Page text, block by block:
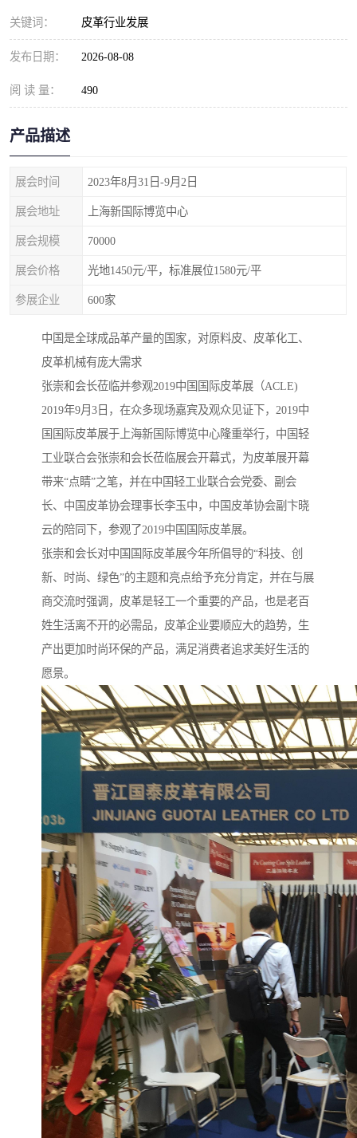
关键词： 皮革行业发展
发布日期： 2026-08-08
阅 读 量： 490
产品描述
展会时间 2023年8月31日-9月2日
展会地址 上海新国际博览中心
展会规模 70000
展会价格 光地1450元/平，标准展位1580元/平
参展企业 600家
中国是全球成品革产量的国家，对原料皮、皮革化工、
皮革机械有庞大需求
张崇和会长莅临并参观2019中国国际皮革展（ACLE)
2019年9月3日，在众多现场嘉宾及观众见证下，2019中
国国际皮革展于上海新国际博览中心隆重举行，中国轻
工业联合会张崇和会长莅临展会开幕式，为皮革展开幕
带来“点睛”之笔，并在中国轻工业联合会党委、副会
长、中国皮革协会理事长李玉中，中国皮革协会副卞晓
云的陪同下，参观了2019中国国际皮革展。
张崇和会长对中国国际皮革展今年所倡导的“科技、创
新、时尚、绿色”的主题和亮点给予充分肯定，并在与展
商交流时强调，皮革是轻工一个重要的产品，也是老百
姓生活离不开的必需品，皮革企业要顺应大的趋势，生
产出更加时尚环保的产品，满足消费者追求美好生活的
愿景。